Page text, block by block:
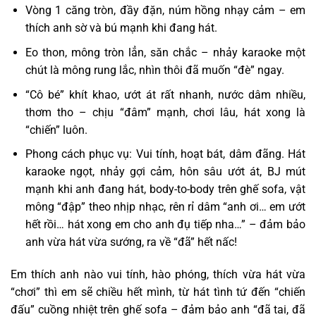
Vòng 1 căng tròn, đầy đặn, núm hồng nhạy cảm – em
thích anh sờ và bú mạnh khi đang hát.
Eo thon, mông tròn lẳn, săn chắc – nhảy karaoke một
chút là mông rung lắc, nhìn thôi đã muốn “đè” ngay.
“Cô bé” khít khao, ướt át rất nhanh, nước dâm nhiều,
thơm tho – chịu “đâm” mạnh, chơi lâu, hát xong là
“chiến” luôn.
Phong cách phục vụ: Vui tính, hoạt bát, dâm đãng. Hát
karaoke ngọt, nhảy gợi cảm, hôn sâu ướt át, BJ mút
mạnh khi anh đang hát, body-to-body trên ghế sofa, vật
mông “đập” theo nhịp nhạc, rên rỉ dâm “anh ơi… em ướt
hết rồi… hát xong em cho anh đụ tiếp nha…” – đảm bảo
anh vừa hát vừa sướng, ra về “đã” hết nấc!
Em thích anh nào vui tính, hào phóng, thích vừa hát vừa
“chơi” thì em sẽ chiều hết mình, từ hát tình tứ đến “chiến
đấu” cuồng nhiệt trên ghế sofa – đảm bảo anh “đã tai, đã